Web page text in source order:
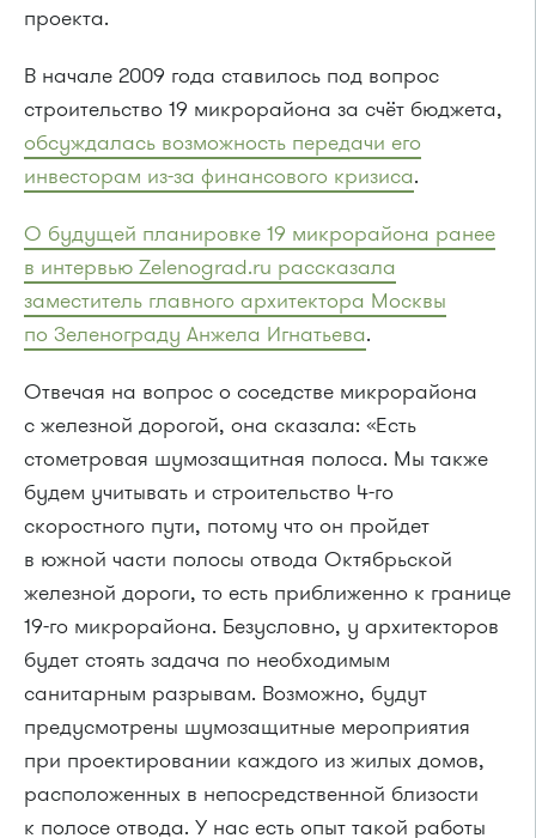
проекта.
В начале 2009 года ставилось под вопрос
строительство 19 микрорайона за счёт бюджета,
обсуждалась возможность передачи его
инвесторам из-за финансового кризиса.
О будущей планировке 19 микрорайона ранее
в интервью Zelenograd.ru рассказала
заместитель главного архитектора Москвы
по Зеленограду Анжела Игнатьева.
Отвечая на вопрос о соседстве микрорайона
с железной дорогой, она сказала: «Есть
стометровая шумозащитная полоса. Мы также
будем учитывать и строительство 4-го
скоростного пути, потому что он пройдет
в южной части полосы отвода Октябрьской
железной дороги, то есть приближенно к границе
19-го микрорайона. Безусловно, у архитекторов
будет стоять задача по необходимым
санитарным разрывам. Возможно, будут
предусмотрены шумозащитные мероприятия
при проектировании каждого из жилых домов,
расположенных в непосредственной близости
к полосе отвода. У нас есть опыт такой работы